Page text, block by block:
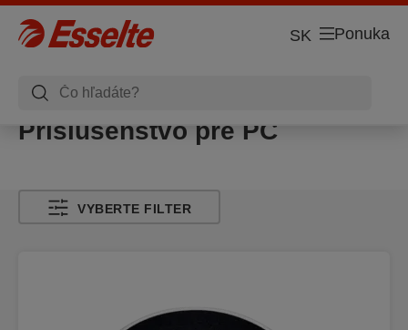
Ponuka
SK
Príslušenstvo pre PC
VYBERTE FILTER